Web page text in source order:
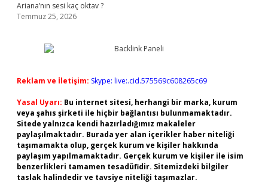
Ariana’nın sesi kaç oktav ?
Temmuz 25, 2026
Reklam ve İletişim: Skype: live:.cid.575569c608265c69
Yasal Uyarı: Bu internet sitesi, herhangi bir marka, kurum
veya şahıs şirketi ile hiçbir bağlantısı bulunmamaktadır.
Sitede yalnızca kendi hazırladığımız makaleler
paylaşılmaktadır. Burada yer alan içerikler haber niteliği
taşımamakta olup, gerçek kurum ve kişiler hakkında
paylaşım yapılmamaktadır. Gerçek kurum ve kişiler ile isim
benzerlikleri tamamen tesadüfidir. Sitemizdeki bilgiler
taslak halindedir ve tavsiye niteliği taşımazlar.